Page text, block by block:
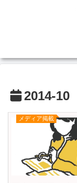
2014-10
メディア掲載